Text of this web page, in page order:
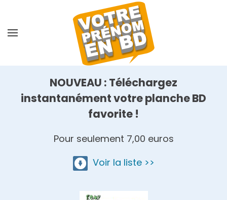
NOUVEAU : Téléchargez
instantanément votre planche BD
favorite !
Pour seulement 7,00 euros
Voir la liste >>